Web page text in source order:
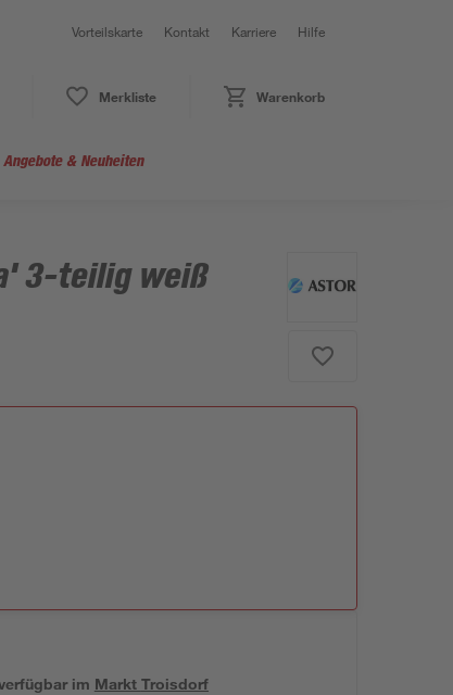
Vorteilskarte Kontakt Karriere Hilfe
Merkliste Warenkorb
Angebote & Neuheiten
3-teilig weiß
im Markt Troisdorf